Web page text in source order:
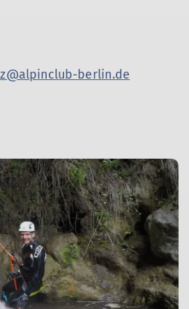
berlin.de